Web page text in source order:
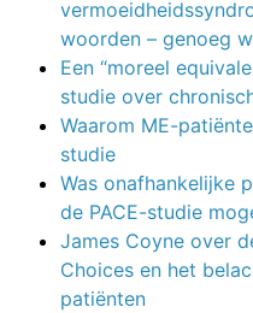
woorden – genoeg
Een “moreel
studie over
Waarom ME-
studie
Was onafhankelijke
de PACE-studie
James Coyne over
Choices en het
patiënten